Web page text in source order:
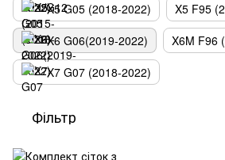
X5 G05 (2018-2022)
X5 F95
X6 G06(2019-2022)
X6M F96
X7 G07 (2018-2022)
Фільтр